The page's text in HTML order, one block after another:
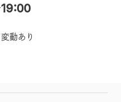
動あり